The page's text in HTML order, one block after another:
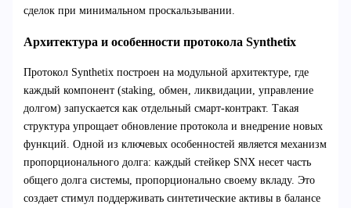
сделок при минимальном проскальзывании.
Архитектура и особенности протокола Synthetix
Протокол Synthetix построен на модульной архитектуре, где
каждый компонент (staking, обмен, ликвидации, управление
долгом) запускается как отдельный смарт-контракт. Такая
структура упрощает обновление протокола и внедрение новых
функций. Одной из ключевых особенностей является механизм
пропорционального долга: каждый стейкер SNX несет часть
общего долга системы, пропорционально своему вкладу. Это
создает стимул поддерживать синтетические активы в балансе